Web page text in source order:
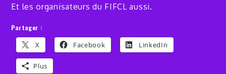
Et les organisateurs du FIFCL aussi.
Partager :
X Facebook LinkedIn
Plus